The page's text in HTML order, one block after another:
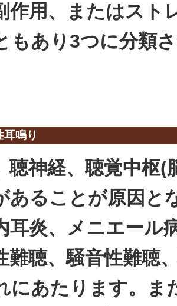
作用、またはスト
もあり3つに分類さ
耳鳴り
聴神経、聴覚中枢(
あることが原因と
耳炎、メニエール
難聴、騒音性難聴
にあたります。ま